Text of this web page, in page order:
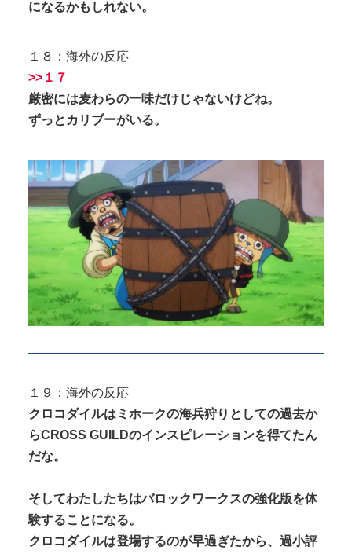
になるかもしれない。
１８：海外の反応
>>１７
厳密には麦わらの一味だけじゃないけどね。
ずっとカリブーがいる。
１９：海外の反応
クロコダイルはミホークの海兵狩りとしての過去か
らCROSS GUILDのインスピレーションを得てたん
だな。
そしてわたしたちはバロックワークスの強化版を体
験することになる。
クロコダイルは登場するのが早過ぎたから、過小評